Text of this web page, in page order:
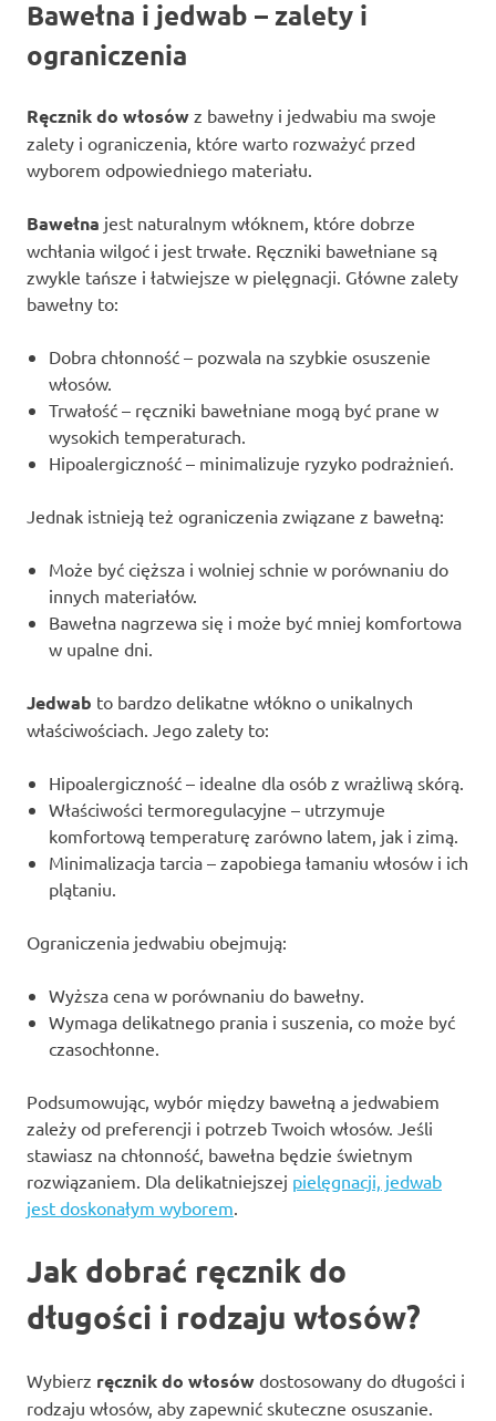
Bawełna i jedwab – zalety i
ograniczenia
Ręcznik do włosów z bawełny i jedwabiu ma swoje
zalety i ograniczenia, które warto rozważyć przed
wyborem odpowiedniego materiału.
Bawełna jest naturalnym włóknem, które dobrze
wchłania wilgoć i jest trwałe. Ręczniki bawełniane są
zwykle tańsze i łatwiejsze w pielęgnacji. Główne zalety
bawełny to:
Dobra chłonność – pozwala na szybkie osuszenie
włosów.
Trwałość – ręczniki bawełniane mogą być prane w
wysokich temperaturach.
Hipoalergiczność – minimalizuje ryzyko podrażnień.
Jednak istnieją też ograniczenia związane z bawełną:
Może być cięższa i wolniej schnie w porównaniu do
innych materiałów.
Bawełna nagrzewa się i może być mniej komfortowa
w upalne dni.
Jedwab to bardzo delikatne włókno o unikalnych
właściwościach. Jego zalety to:
Hipoalergiczność – idealne dla osób z wrażliwą skórą.
Właściwości termoregulacyjne – utrzymuje
komfortową temperaturę zarówno latem, jak i zimą.
Minimalizacja tarcia – zapobiega łamaniu włosów i ich
plątaniu.
Ograniczenia jedwabiu obejmują:
Wyższa cena w porównaniu do bawełny.
Wymaga delikatnego prania i suszenia, co może być
czasochłonne.
Podsumowując, wybór między bawełną a jedwabiem
zależy od preferencji i potrzeb Twoich włosów. Jeśli
stawiasz na chłonność, bawełna będzie świetnym
rozwiązaniem. Dla delikatniejszej pielęgnacji, jedwab
jest doskonałym wyborem.
Jak dobrać ręcznik do
długości i rodzaju włosów?
Wybierz ręcznik do włosów dostosowany do długości i
rodzaju włosów, aby zapewnić skuteczne osuszanie.